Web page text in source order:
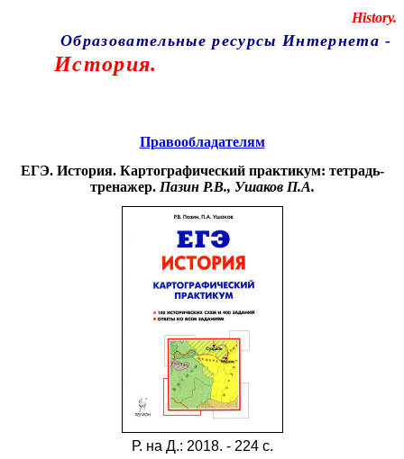
History.
Образовательные ресурсы Интернета -
История.
Правообладателям
ЕГЭ. История. Картографический практикум: тетрадь-
тренажер. Пазин Р.В., Ушаков П.А.
Р. на Д.: 2018. - 224с.